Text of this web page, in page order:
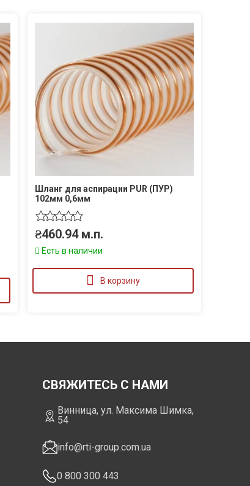
Шланг для аспирации PUR (ПУР)
102мм 0,6мм
₴460.94 м.п.
Есть в наличии
В корзину
СВЯЖИТЕСЬ С НАМИ
Винница, ул. Максима Шимка,
54
info@rti-group.com.ua
0 800 300 443